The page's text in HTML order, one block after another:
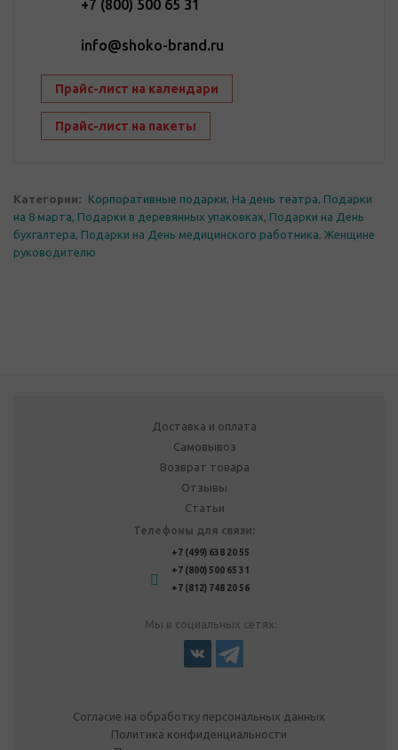
+7 (800) 500 65 31
info@shoko-brand.ru
Прайс-лист на календари
Прайс-лист на пакеты
Категории: Корпоративные подарки, На день театра, Подарки
на 8 марта, Подарки в деревянных упаковках, Подарки на День
бухгалтера, Подарки на День медицинского работника, Женщине
руководителю
Доставка и оплата
Самовывоз
Возврат товара
Отзывы
Статьи
Телефоны для связи:
+7 (499) 638 20 55
+7 (800) 500 65 31
+7 (812) 748 20 56
Мы в социальных сетях:
Согласие на обработку персональных данных
Политика конфиденциальности